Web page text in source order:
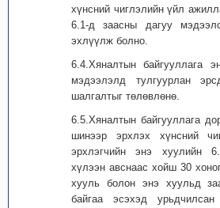
хүнсний чиглэлийн үйл
6.1-д заасны дагуу
эхлүүлж болно.
6.4.Хяналтын байгууллага
мэдээлэлд тулгуурлан
шалгалтыг төлөвлөнө.
6.5.Хяналтын байгууллага
шинээр эрхлэх хүнсний
эрхлэгчийн энэ хуулийн
хүлээн авснаас хойш 30
хууль болон энэ хуульд
байгаа эсэхэд